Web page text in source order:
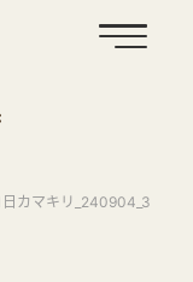
カマキリ_240904_3